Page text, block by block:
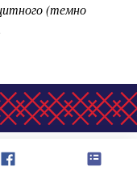
(темно